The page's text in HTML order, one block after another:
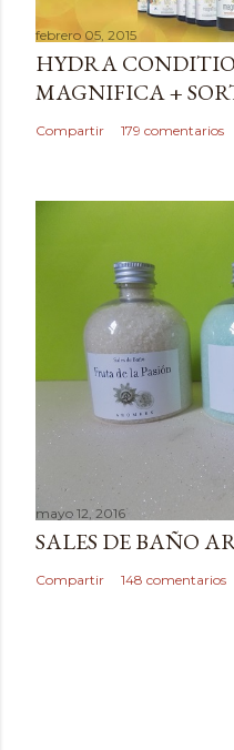
a
r
u
n
c
o
febrero 05, 2015
HYDRA
MAGNIFICA +
Compartir 179 comentarios
mayo 12, 2016
SALES DE BAÑO
Compartir 148 comentarios